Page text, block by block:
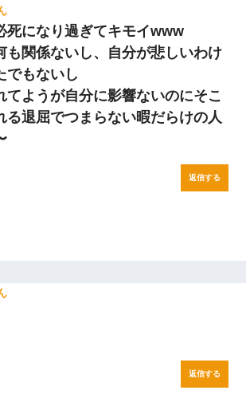
死になり過ぎてキモイwww
も関係ないし、自分が悲しいわけ
でもないし
てようが自分に影響ないのにそこ
る退屈でつまらない暇だらけの人
返信する
返信する